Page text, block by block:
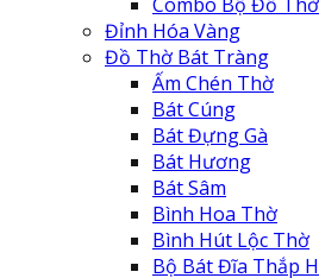
Đỉnh Hóa Vàng
Đồ Thờ Bát Tràng
Ấm Chén Thờ
Bát Cúng
Bát Đựng Gà
Bát Hương
Bát Sâm
Bình Hoa Thờ
Bình Hút Lộc Thờ
Bộ Bát Đĩa Thắp